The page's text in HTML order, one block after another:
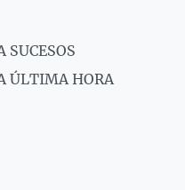
SUCESOS
ÚLTIMA HORA